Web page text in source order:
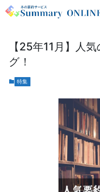
【25年11月】人
グ！
特集